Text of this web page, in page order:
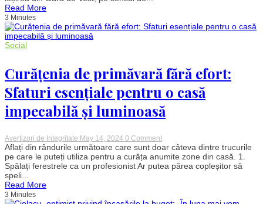
mortal
Read More
3 Minutes
Social
Curățenia de primăvară fără efort:
Sfaturi esențiale pentru o casă
impecabilă și luminoasă
Avertizori de Integritate May 14, 2024 0 Commenton
Curățenia
de
primăvară
fără
Aflați din rândurile următoare care sunt doar câteva dintre trucurile
pe care le puteți utiliza pentru a curăța anumite zone din casă. 1.
Spălați ferestrele ca un profesionist Ar putea părea copleșitor să
speli...
Read More
3 Minutes